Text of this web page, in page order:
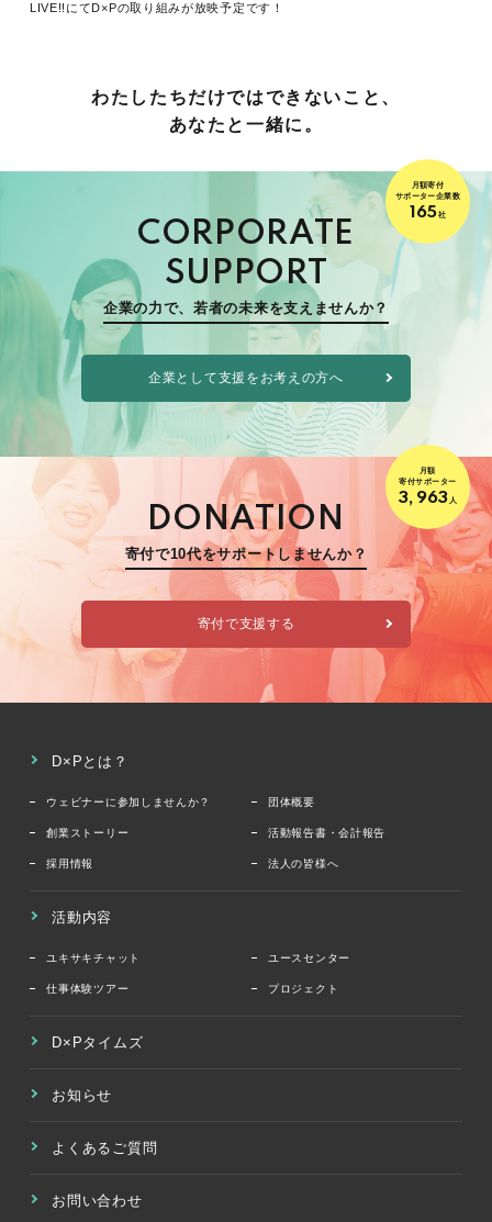
LIVE!!にてD×Pの取り組みが放映予定です！
わたしたちだけではできないこと、
あなたと一緒に。
CORPORATE
SUPPORT
企業の力で、若者の未来を支えませんか？
企業として支援をお考えの方へ
月額寄付
サポーター企業数
165社
DONATION
寄付で10代をサポートしませんか？
寄付で支援する
月額
寄付サポーター
3,963 人
D×Pとは？
ウェビナーに参加しませんか？ 団体概要
創業ストーリー 活動報告書・会計報告
採用情報 法人の皆様へ
活動内容
ユキサキチャット ユースセンター
仕事体験ツアー プロジェクト
D×Pタイムズ
お知らせ
よくあるご質問
お問い合わせ